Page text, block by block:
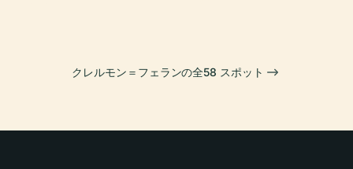
クレルモン＝フェランの全58 スポット